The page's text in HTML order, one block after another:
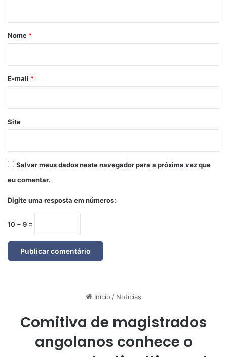
r
*
Nome *
E-mail *
Site
Salvar meus dados neste navegador para a próxima vez que
eu comentar.
Digite uma resposta em números:
10 − 9 =